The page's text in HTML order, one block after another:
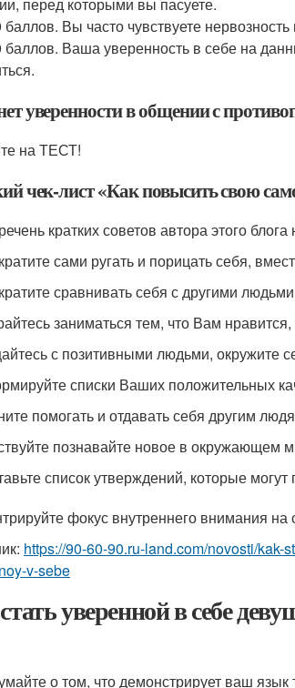
Вы часто чувствуете
баллов. Ваша уверенность в себе на
уверенности в общении с
на ТЕСТ!
чек-лист «Как повысить свою
кратких советов автора этого
сами ругать и порицать себя,
сравнивать себя с другими
заниматься тем, что Вам
с позитивными людьми, окружите
списки Ваших положительных
помогать и отдавать себя другим
познавайте новое в окружающем
список утверждений, которые
фокус внутреннего внимания
https://90-60-90.ru-land.com/novosti/
v-sebe
уверенной в себе
о том, что демонстрирует ваш